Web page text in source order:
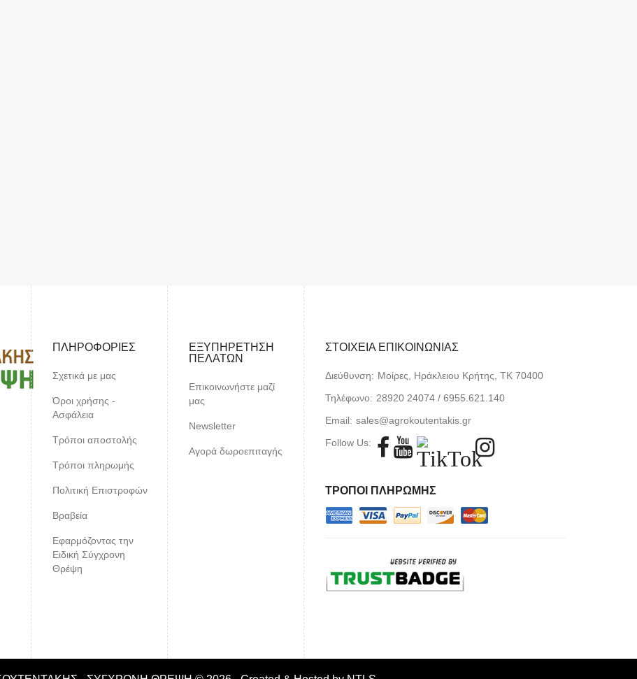
ΠΛΗΡΟΦΟΡΊΕΣ
Σχετικά με μας
Όροι χρήσης -
Ασφάλεια
Τρόποι αποστολής
Τρόποι πληρωμής
Πολιτική Επιστροφών
Βραβεία
Εφαρμόζοντας την
Ειδική Σύγχρονη
Θρέψη
ΕΞΥΠΗΡΈΤΗΣΗ
ΠΕΛΑΤΏΝ
Επικοινωνήστε μαζί
μας
Newsletter
Αγορά δωροεπιταγής
ΣΤΟΙΧΕΙΑ ΕΠΙΚΟΙΝΩΝΙΑΣ
Διεύθυνση: Μοίρες, Ηράκλειου Κρήτης, TK 70400
Τηλέφωνο: 28920 24074 / 6955.621.140
Email: sales@agrokoutentakis.gr
Follow Us:
ΤΡΟΠΟΙ ΠΛΗΡΩΜΗΣ